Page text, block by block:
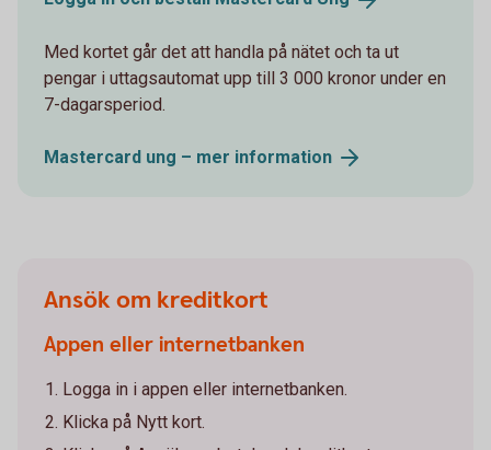
Med kortet går det att handla på nätet och ta ut
pengar i uttagsautomat upp till 3 000 kronor under en
7-dagarsperiod.
Mastercard ung – mer information
Ansök om kreditkort
Appen eller internetbanken
Logga in i appen eller internetbanken.
Klicka på Nytt kort.